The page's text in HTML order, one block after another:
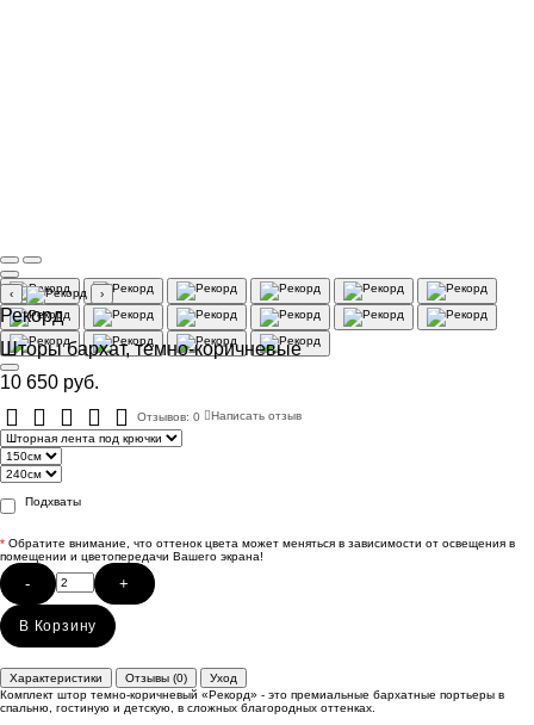
‹ ›
Рекорд
Шторы бархат, темно-коричневые
10 650 руб.
Отзывов: 0 Написать отзыв
Подхваты
* Обратите внимание, что оттенок цвета может меняться в зависимости от освещения в
помещении и цветопередачи Вашего экрана!
- +
В Корзину
Характеристики Отзывы (0)
Уход
Комплект штор темно-коричневый «Рекорд» - это премиальные бархатные портьеры в
спальню, гостиную и детскую, в сложных благородных оттенках.